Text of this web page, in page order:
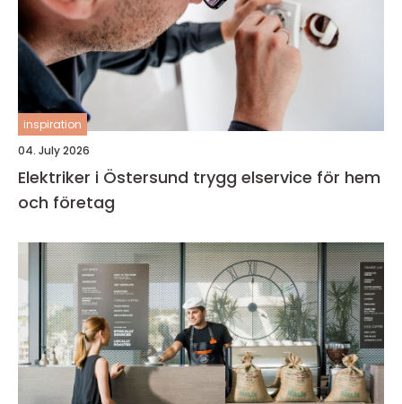
inspiration
04. July 2026
Elektriker i Östersund trygg elservice för hem
och företag